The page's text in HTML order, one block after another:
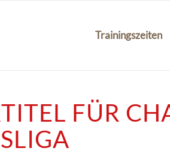
Trainingszeiten
FÜR